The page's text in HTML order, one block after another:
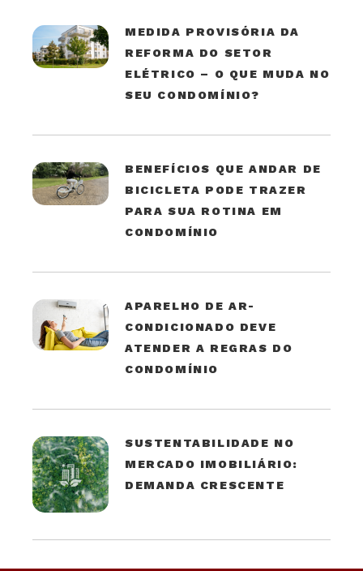
MEDIDA PROVISÓRIA DA
REFORMA DO SETOR
ELÉTRICO – O QUE MUDA NO
SEU CONDOMÍNIO?
BENEFÍCIOS QUE ANDAR DE
BICICLETA PODE TRAZER
PARA SUA ROTINA EM
CONDOMÍNIO
APARELHO DE AR-
CONDICIONADO DEVE
ATENDER A REGRAS DO
CONDOMÍNIO
SUSTENTABILIDADE NO
MERCADO IMOBILIÁRIO:
DEMANDA CRESCENTE